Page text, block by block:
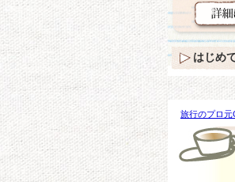
旅行のプロ
スジンvsイ
はじめ